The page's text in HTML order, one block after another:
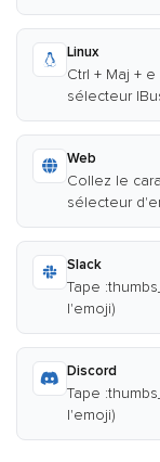
Linux
Ctrl + Maj +
sélecteur
Web
Collez le
sélecteur
Slack
Tape
l'emoji)
Discord
Tape
l'emoji)